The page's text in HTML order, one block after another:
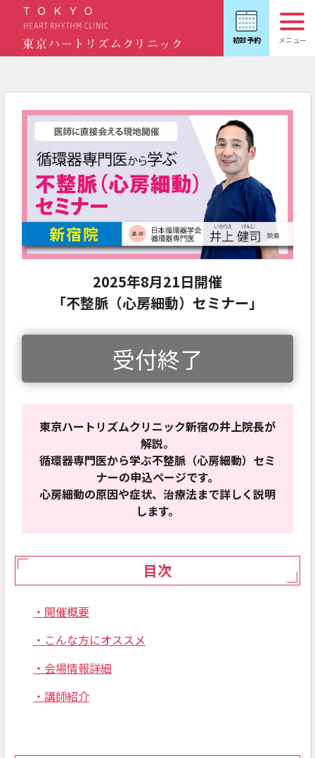
2025年8月21日開催
「不整脈（心房細動）セミナー」
受付終了
東京ハートリズムクリニック新宿の井上院長が
解説。
循環器専門医から学ぶ不整脈（心房細動）セミ
ナーの申込ページです。
心房細動の原因や症状、治療法まで詳しく説明
します。
目次
・開催概要
・こんな方にオススメ
・会場情報詳細
・講師紹介